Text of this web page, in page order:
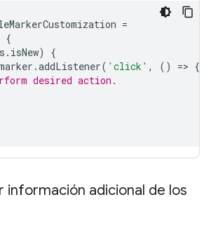
=
{
. isNew)
{
.addListener( 'click' , () => {
desired action.
información adicional de los